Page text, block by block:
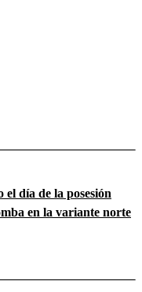
día de la posesión
en la variante norte